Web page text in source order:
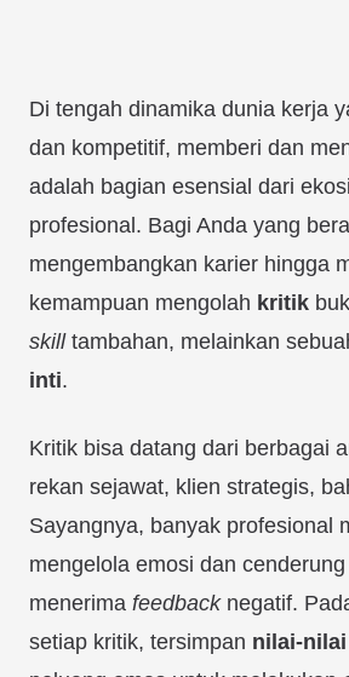
Di tengah dinamika dunia kerja
dan kompetitif, memberi dan
adalah bagian esensial dari
profesional. Bagi Anda yang
mengembangkan karier hingga
kemampuan mengolah kritik
skilltambahan, melainkan
inti.
Kritik bisa datang dari berbagai
rekan sejawat, klien strategis,
Sayangnya, banyak profesional
mengelola emosi dan
menerima feedbacknegatif.
setiap kritik, tersimpan nilai-